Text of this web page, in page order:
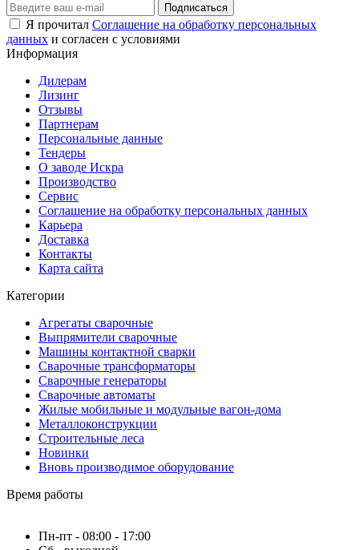
Подписаться
Я прочитал Соглашение на обработку персональных
данных и согласен с условиями
Информация
Дилерам
Лизинг
Отзывы
Партнерам
Персональные данные
Тендеры
О заводе Искра
Производство
Сервис
Соглашение на обработку персональных данных
Карьера
Доставка
Контакты
Карта сайта
Категории
Агрегаты сварочные
Выпрямители сварочные
Машины контактной сварки
Сварочные трансформаторы
Сварочные генераторы
Сварочные автоматы
Жилые мобильные и модульные вагон-дома
Металлоконструкции
Строительные леса
Новинки
Вновь производимое оборудование
Время работы
Пн-пт - 08:00 - 17:00